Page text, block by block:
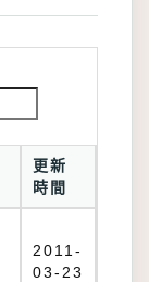
更新
時間
2011-
03-23